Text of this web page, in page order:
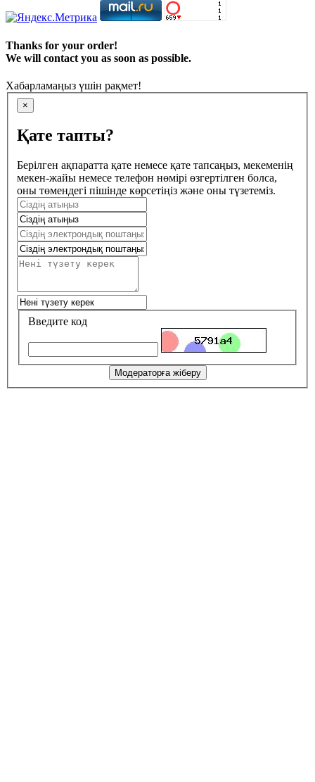
Thanks for your order!
We will contact you as soon as possible.
Хабарламаңыз үшін рақмет!
×
Қате тапты?
Берілген ақпаратта қате немесе қате тапсаңыз, мекеменің
мекен-жайы немесе телефон нөмірі өзгертілген болса,
оны төмендегі пішінде көрсетіңіз және оны түзетеміз.
Введите код
Модераторға жіберу